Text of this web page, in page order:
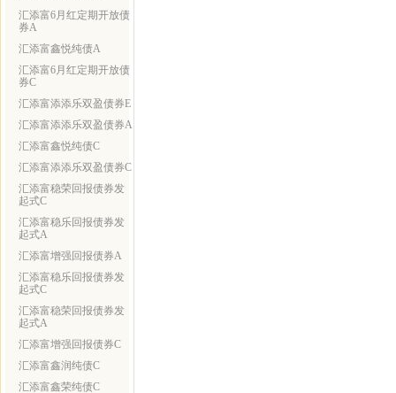
汇添富6月红定期开放债
券A
汇添富鑫悦纯债A
汇添富6月红定期开放债
券C
汇添富添添乐双盈债券E
汇添富添添乐双盈债券A
汇添富鑫悦纯债C
汇添富添添乐双盈债券C
汇添富稳荣回报债券发
起式C
汇添富稳乐回报债券发
起式A
汇添富增强回报债券A
汇添富稳乐回报债券发
起式C
汇添富稳荣回报债券发
起式A
汇添富增强回报债券C
汇添富鑫润纯债C
汇添富鑫荣纯债C